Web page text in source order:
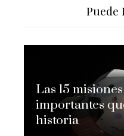
Puede
Las 15
importantes
historia